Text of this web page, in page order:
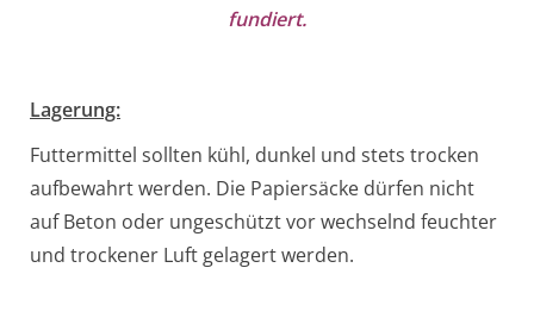
fundiert.
Lagerung:
Futtermittel sollten kühl, dunkel und stets trocken
aufbewahrt werden. Die Papiersäcke dürfen nicht
auf Beton oder ungeschützt vor wechselnd feuchter
und trockener Luft gelagert werden.